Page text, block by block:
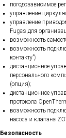
погодозависимое
управление
управление
Fugas для
возможность
возможность
контакту”)
дистанционное
персонального
(опция);
дистанционное
протокола
возможность
насоса и клапана
Безопасность